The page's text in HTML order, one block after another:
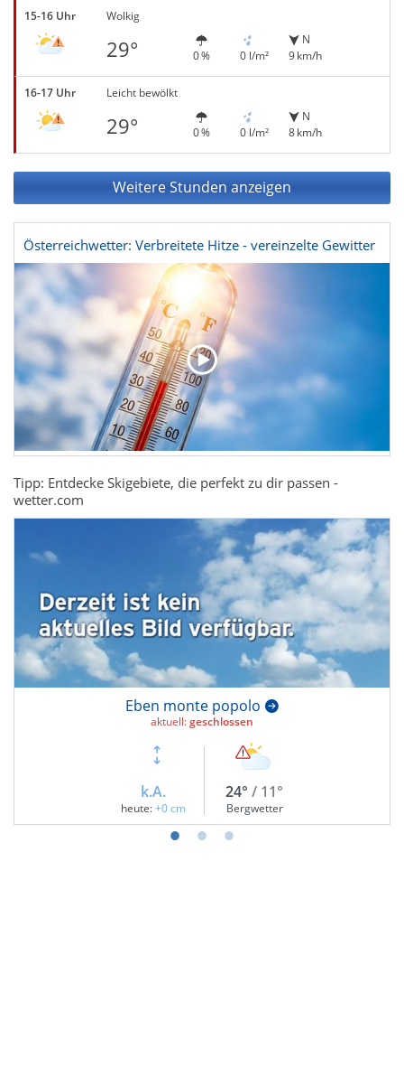
15-16 Uhr Wolkig
29° 0 % 0 l/m²
N
9 km/h
16-17 Uhr Leicht bewölkt
29° 0 % 0 l/m²
N
8 km/h
Weitere Stunden anzeigen
Österreichwetter: Verbreitete Hitze - vereinzelte Gewitter
Tipp: Entdecke Skigebiete, die perfekt zu dir passen -
wetter.com
Eben monte popolo
aktuell:geschlossen
k.A.
heute:+0 cm
24° / 11°
Bergwetter